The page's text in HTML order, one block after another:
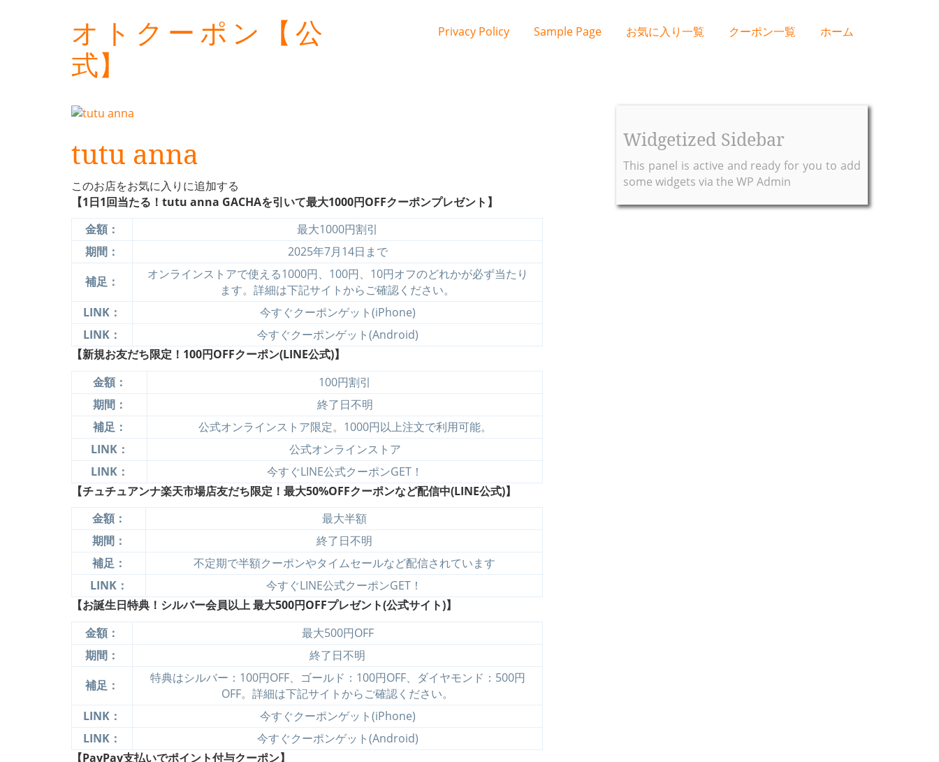
オトクーポン【公
式】
Privacy Policy Sample Page お気に入り一覧 クーポン一覧 ホーム
tutu anna
このお店をお気に入りに追加する
【1日1回当たる！tutu anna GACHAを引いて最大1000円OFFクーポンプレゼント】
金額：
最大1000円割引
期間：
2025年7月14日まで
補足：
オンラインストアで使える1000円、100円、10円オフのどれかが必ず当たり
ます。詳細は下記サイトからご確認ください。
LINK：
今すぐクーポンゲット(iPhone)
LINK：
今すぐクーポンゲット(Android)
【新規お友だち限定！100円OFFクーポン(LINE公式)】
金額：
100円割引
期間：
終了日不明
補足：
公式オンラインストア限定。1000円以上注文で利用可能。
LINK：
公式オンラインストア
LINK：
今すぐLINE公式クーポンGET！
【チュチュアンナ楽天市場店友だち限定！最大50%OFFクーポンなど配信中(LINE公式)】
金額：
最大半額
期間：
終了日不明
補足：
不定期で半額クーポンやタイムセールなど配信されています
LINK：
今すぐLINE公式クーポンGET！
【お誕生日特典！シルバー会員以上 最大500円OFFプレゼント(公式サイト)】
金額：
最大500円OFF
期間：
終了日不明
補足：
特典はシルバー：100円OFF、ゴールド：100円OFF、ダイヤモンド：500円
OFF。詳細は下記サイトからご確認ください。
LINK：
今すぐクーポンゲット(iPhone)
LINK：
今すぐクーポンゲット(Android)
【PayPay支払いでポイント付与クーポン】
Widgetized Sidebar
This panel is active and ready for you to add
some widgets via the WP Admin